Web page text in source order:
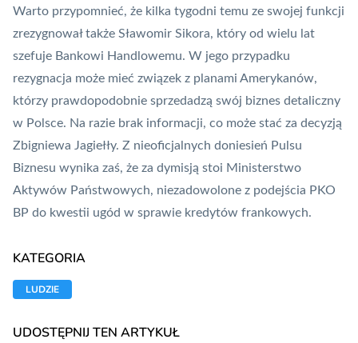
Warto przypomnieć, że kilka tygodni temu ze swojej funkcji
zrezygnował także Sławomir Sikora, który od wielu lat
szefuje Bankowi Handlowemu. W jego przypadku
rezygnacja może mieć związek z planami Amerykanów,
którzy prawdopodobnie sprzedadzą swój biznes detaliczny
w Polsce. Na razie brak informacji, co może stać za decyzją
Zbigniewa Jagiełły. Z nieoficjalnych doniesień Pulsu
Biznesu wynika zaś, że za dymisją stoi Ministerstwo
Aktywów Państwowych, niezadowolone z podejścia PKO
BP do kwestii ugód w sprawie kredytów frankowych.
KATEGORIA
LUDZIE
UDOSTĘPNIJ TEN ARTYKUŁ